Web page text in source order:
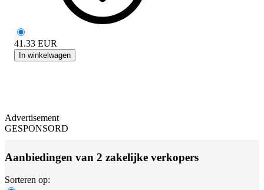
41.33 EUR
In winkelwagen
Advertisement
GESPONSORD
Aanbiedingen van 2 zakelijke verkopers
Sorteren op: